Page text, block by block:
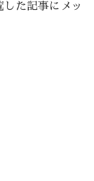
た記事にメッ